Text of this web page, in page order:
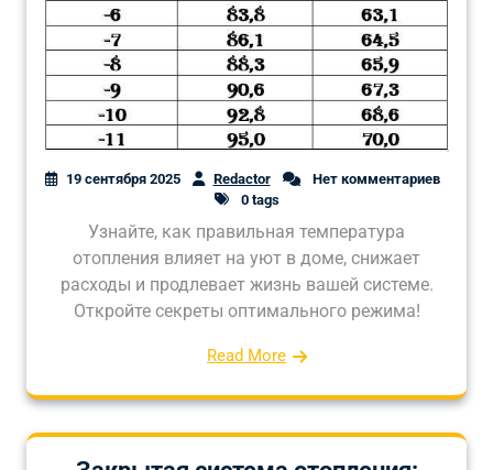
19 сентября 2025 Redactor
Нет комментариев
0 tags
Узнайте, как правильная температура
отопления влияет на уют в доме, снижает
расходы и продлевает жизнь вашей системе.
Откройте секреты оптимального режима!
Read More